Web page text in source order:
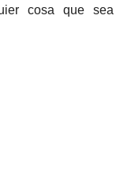
cosa que sea